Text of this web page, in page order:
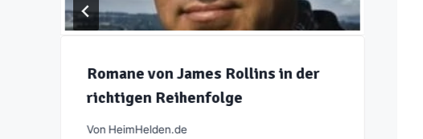
Romane von James Rollins in der
richtigen Reihenfolge
Von HeimHelden.de